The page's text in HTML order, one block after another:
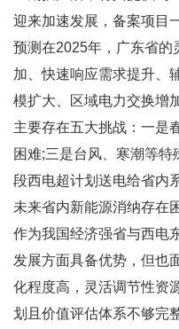
迎来加速发展，备案项目
预测在2025年，广东省的
加、快速响应需求提升、
模扩大、区域电力交换增
主要存在五大挑战：一是
困难;三是台风、寒潮等
段西电超计划送电给省内
未来省内新能源消纳存在
作为我国经济强省与西电
发展方面具备优势，但也
化程度高，灵活调节性资
划且价值评估体系不够完